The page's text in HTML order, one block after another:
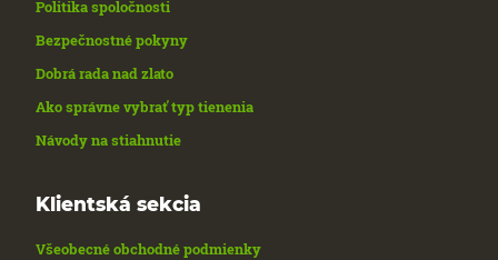
Politika spoločnosti
Bezpečnostné pokyny
Dobrá rada nad zlato
Ako správne vybrať typ tienenia
Návody na stiahnutie
Klientská sekcia
Všeobecné obchodné podmienky